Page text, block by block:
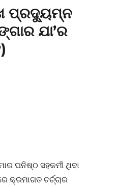
ପ୍ରଦ୍ୟୁମ୍ନ
ଯା’ର
ଘନିଷ୍ଠ ସହକର୍ମୀ ଥିବା
ଚର୍ଚ୍ଚାର